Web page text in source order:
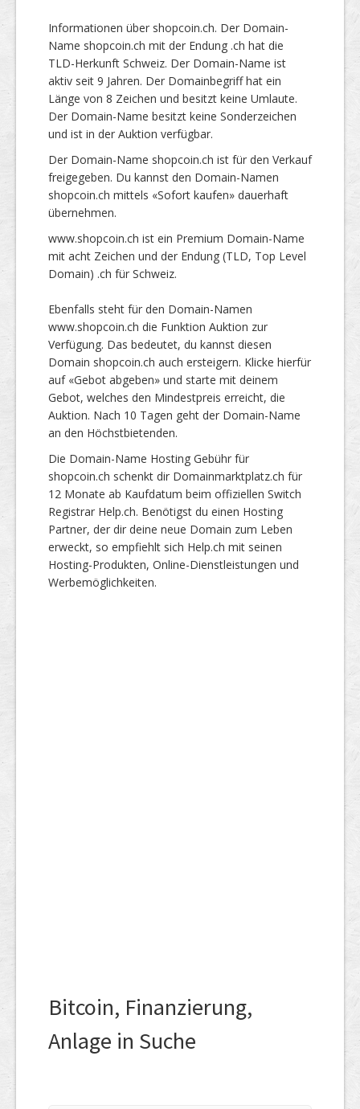
Informationen über shopcoin.ch. Der Domain-
Name shopcoin.ch mit der Endung .ch hat die
TLD-Herkunft Schweiz. Der Domain-Name ist
aktiv seit 9 Jahren. Der Domainbegriff hat ein
Länge von 8 Zeichen und besitzt keine Umlaute.
Der Domain-Name besitzt keine Sonderzeichen
und ist in der Auktion verfügbar.
Der Domain-Name shopcoin.ch ist für den Verkauf
freigegeben. Du kannst den Domain-Namen
shopcoin.ch mittels «Sofort kaufen» dauerhaft
übernehmen.
www.shopcoin.ch ist ein Premium Domain-Name
mit acht Zeichen und der Endung (TLD, Top Level
Domain) .ch für Schweiz.
Ebenfalls steht für den Domain-Namen
www.shopcoin.ch die Funktion Auktion zur
Verfügung. Das bedeutet, du kannst diesen
Domain shopcoin.ch auch ersteigern. Klicke hierfür
auf «Gebot abgeben» und starte mit deinem
Gebot, welches den Mindestpreis erreicht, die
Auktion. Nach 10 Tagen geht der Domain-Name
an den Höchstbietenden.
Die Domain-Name Hosting Gebühr für
shopcoin.ch schenkt dir Domainmarktplatz.ch für
12 Monate ab Kaufdatum beim offiziellen Switch
Registrar Help.ch. Benötigst du einen Hosting
Partner, der dir deine neue Domain zum Leben
erweckt, so empfiehlt sich Help.ch mit seinen
Hosting-Produkten, Online-Dienstleistungen und
Werbemöglichkeiten.
Bitcoin, Finanzierung,
Anlage in Suche